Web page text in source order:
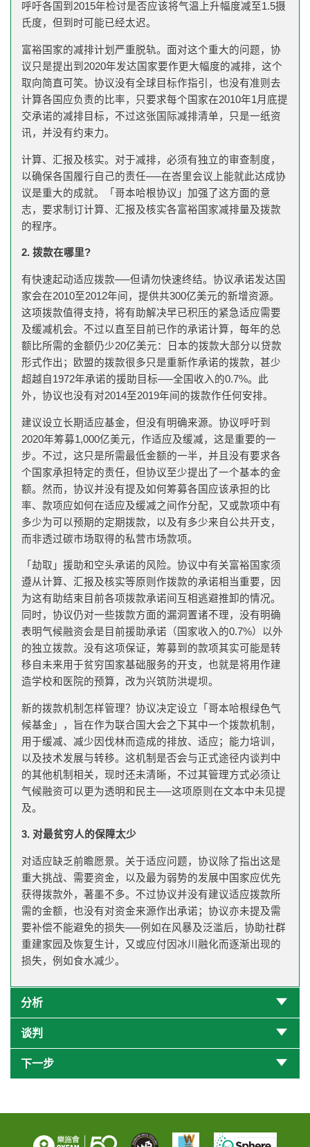
呼吁各国到2015年检讨是否应该将气温上升幅度减至1.5摄
氏度，但到时可能已经太迟。
富裕国家的减排计划严重脱轨。面对这个重大的问题，协
议只是提出到2020年发达国家要作更大幅度的减排，这个
取向简直可笑。协议没有全球目标作指引，也没有准则去
计算各国应负责的比率，只要求每个国家在2010年1月底提
交承诺的减排目标，不过这张国际减排清单，只是一纸资
讯，并没有约束力。
计算、汇报及核实。对于减排，必须有独立的审查制度，
以确保各国履行自己的责任──在峇里会议上能就此达成协
议是重大的成就。「哥本哈根协议」加强了这方面的意
志，要求制订计算、汇报及核实各富裕国家减排量及拨款
的程序。
2. 拨款在哪里?
有快速起动适应拨款──但请勿快速终结。协议承诺发达国
家会在2010至2012年间，提供共300亿美元的新增资源。
这项拨款值得支持，将有助解决早已积压的紧急适应需要
及缓减机会。不过以直至目前已作的承诺计算，每年的总
额比所需的金额仍少20亿美元：日本的拨款大部分以贷款
形式作出；欧盟的拨款很多只是重新作承诺的拨款，甚少
超越自1972年承诺的援助目标──全国收入的0.7%。此
外，协议也没有对2014至2019年间的拨款作任何安排。
建议设立长期适应基金，但没有明确来源。协议呼吁到
2020年筹募1,000亿美元，作适应及缓减，这是重要的一
步。不过，这只是所需最低金额的一半，并且没有要求各
个国家承担特定的责任，但协议至少提出了一个基本的金
额。然而，协议并没有提及如何筹募各国应该承担的比
率、款项应如何在适应及缓减之间作分配，又或款项中有
多少为可以预期的定期拨款，以及有多少来自公共开支，
而非透过碳市场取得的私营市场款项。
「劫取」援助和空头承诺的风险。协议中有关富裕国家须
遵从计算、汇报及核实等原则作拨款的承诺相当重要，因
为这有助结束目前各项拨款承诺间互相逃避推卸的情况。
同时，协议仍对一些拨款方面的漏洞置诸不理，没有明确
表明气候融资会是目前援助承诺（国家收入的0.7%）以外
的独立拨款。没有这项保证，筹募到的款项其实可能是转
移自未来用于贫穷国家基础服务的开支，也就是将用作建
造学校和医院的预算，改为兴筑防洪堤坝。
新的拨款机制怎样管理？协议决定设立「哥本哈根绿色气
候基金」，旨在作为联合国大会之下其中一个拨款机制，
用于缓减、减少因伐林而造成的排放、适应；能力培训，
以及技术发展与转移。这机制是否会与正式途径内谈判中
的其他机制相关，现时还未清晰，不过其管理方式必须让
气候融资可以更为透明和民主──这项原则在文本中未见提
及。
3. 对最贫穷人的保障太少
对适应缺乏前瞻愿景。关于适应问题，协议除了指出这是
重大挑战、需要资金，以及最为弱势的发展中国家应优先
获得拨款外，著墨不多。不过协议并没有建议适应拨款所
需的金额，也没有对资金来源作出承诺；协议亦未提及需
要补偿不能避免的损失──例如在风暴及泛滥后，协助社群
重建家园及恢复生计，又或应付因冰川融化而逐渐出现的
损失，例如食水减少。
分析
谈判
下一步